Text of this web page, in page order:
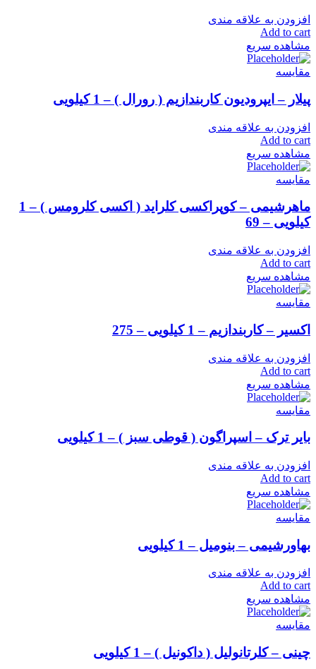
افزودن به علاقه مندی
Add to cart
مشاهده سریع
مقایسه
پیلار – ایپرودیون کاربندازیم ( رورال ) – 1 کیلویی
افزودن به علاقه مندی
Add to cart
مشاهده سریع
مقایسه
ماهرشیمی – کوپراکسی کلراید ( اکسی کلرومس ) – 1
کیلویی – 69
افزودن به علاقه مندی
Add to cart
مشاهده سریع
مقایسه
اکسیر – کاربندازیم – 1 کیلویی – 275
افزودن به علاقه مندی
Add to cart
مشاهده سریع
مقایسه
بایر ترک – اسپراگون ( قوطی سبز ) – 1 کیلویی
افزودن به علاقه مندی
Add to cart
مشاهده سریع
مقایسه
بهاورشیمی – بنومیل – 1 کیلویی
افزودن به علاقه مندی
Add to cart
مشاهده سریع
مقایسه
چینی – کلرتانولیل ( داکونیل ) – 1 کیلویی